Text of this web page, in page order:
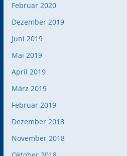
Februar 2020
Dezember 2019
Juni 2019
Mai 2019
April 2019
März 2019
Februar 2019
Dezember 2018
November 2018